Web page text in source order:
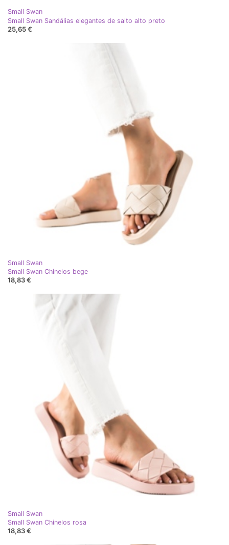
Small Swan
Small Swan Sandálias elegantes de salto alto preto
25,65 €
Small Swan
Small Swan Chinelos bege
18,83 €
Small Swan
Small Swan Chinelos rosa
18,83 €